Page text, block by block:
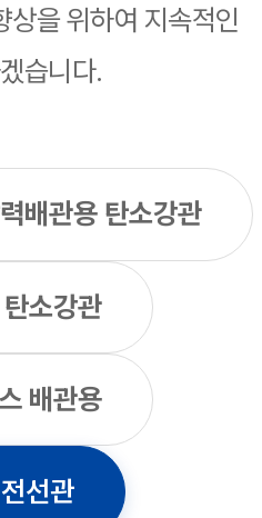
상을 위하여 지속적인
습니다.
배관용 탄소강관
소강관
배관용
선관